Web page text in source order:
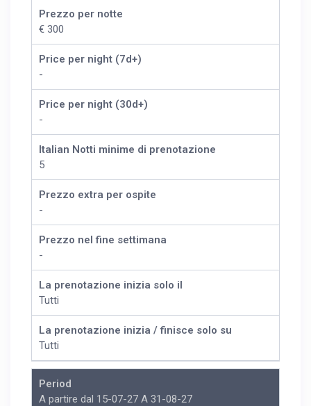
Prezzo per notte
€ 300
Price per night (7d+)
-
Price per night (30d+)
-
Italian Notti minime di prenotazione
5
Prezzo extra per ospite
-
Prezzo nel fine settimana
-
La prenotazione inizia solo il
Tutti
La prenotazione inizia / finisce solo su
Tutti
Period
A partire dal 15-07-27 A 31-08-27